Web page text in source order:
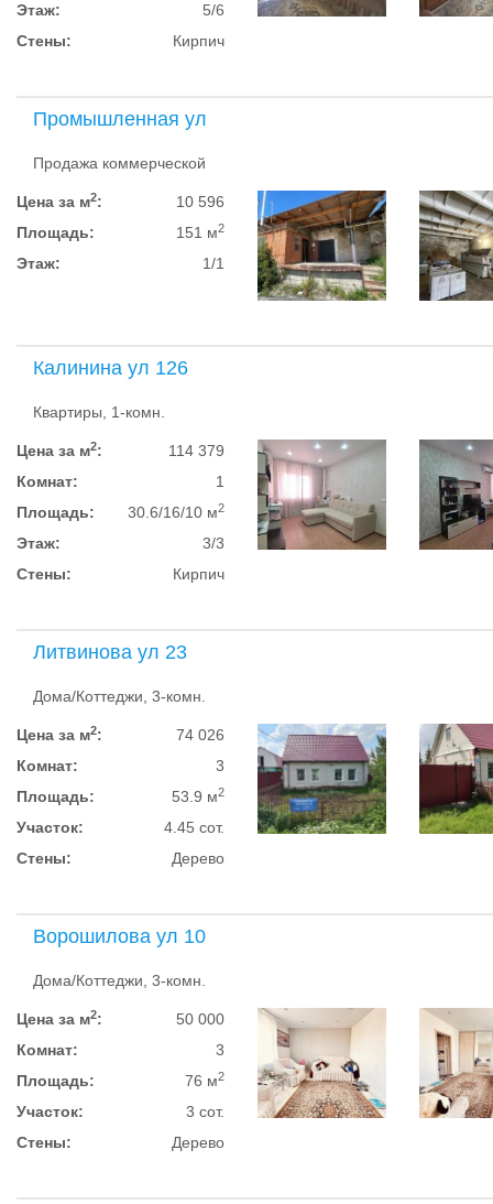
Этаж:
5/6
Стены:
Кирпич
Промышленная ул
Продажа коммерческой
Цена за м2:
10 596
Площадь:
151 м2
Этаж: 1/1
Калинина ул 126
Квартиры, 1-комн.
Цена за м2:
114 379
Комнат:
1
Площадь:
30.6/16/10 м2
Этаж:
3/3
Стены:
Кирпич
Литвинова ул 23
Дома/Коттеджи, 3-комн.
Цена за м2:
74 026
Комнат:
3
Площадь:
53.9 м2
Участок:
4.45 сот.
Стены:
Дерево
Ворошилова ул 10
Дома/Коттеджи, 3-комн.
Цена за м2:
50 000
Комнат:
3
Площадь:
76 м2
Участок:
3 сот.
Стены:
Дерево